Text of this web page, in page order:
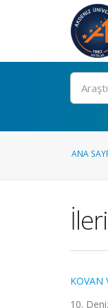
Ara
ANA
KOVAN
10.